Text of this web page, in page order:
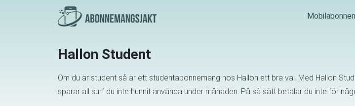
Hallon Student
Om du är student så är ett studentabonnemang hos Hallon ett bra val. Med Hallon
sparar all surf du inte hunnit använda under månaden. På så sätt betalar du inte för